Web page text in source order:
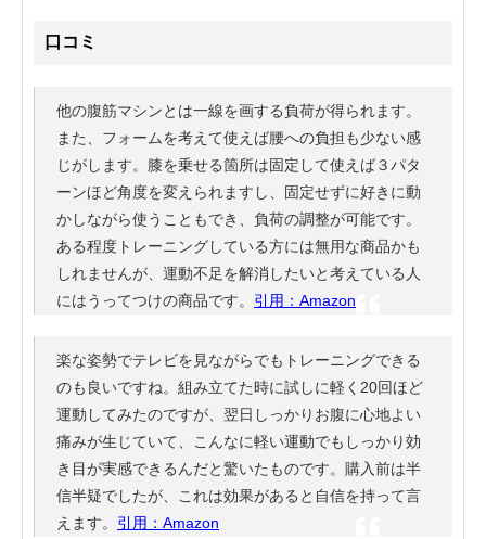
口コミ
他の腹筋マシンとは一線を画する負荷が得られます。
また、フォームを考えて使えば腰への負担も少ない感
じがします。膝を乗せる箇所は固定して使えば３パタ
ーンほど角度を変えられますし、固定せずに好きに動
かしながら使うこともでき、負荷の調整が可能です。
ある程度トレーニングしている方には無用な商品かも
しれませんが、運動不足を解消したいと考えている人
にはうってつけの商品です。 引用：Amazon
楽な姿勢でテレビを見ながらでもトレーニングできる
のも良いですね。組み立てた時に試しに軽く20回ほど
運動してみたのですが、翌日しっかりお腹に心地よい
痛みが生じていて、こんなに軽い運動でもしっかり効
き目が実感できるんだと驚いたものです。購入前は半
信半疑でしたが、これは効果があると自信を持って言
えます。 引用：Amazon